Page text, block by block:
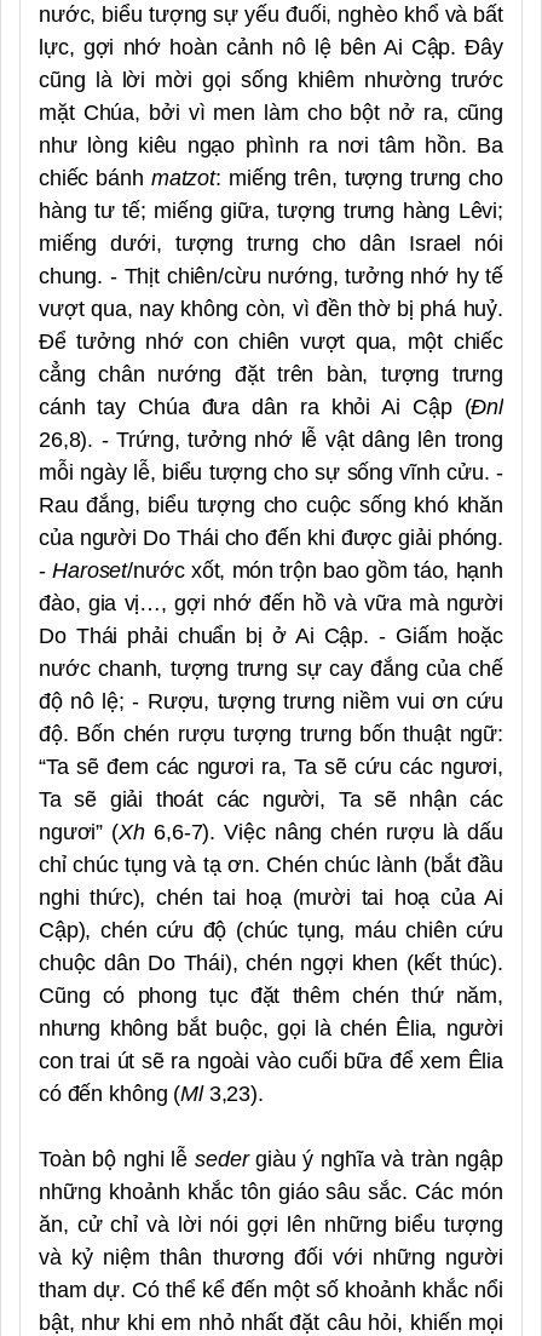
nước, biểu tượng sự yếu đuối, nghèo khổ và bất
lực, gợi nhớ hoàn cảnh nô lệ bên Ai Cập. Đây
cũng là lời mời gọi sống khiêm nhường trước
mặt Chúa, bởi vì men làm cho bột nở ra, cũng
như lòng kiêu ngạo phình ra nơi tâm hồn. Ba
chiếc bánh matzot: miếng trên, tượng trưng cho
hàng tư tế; miếng giữa, tượng trưng hàng Lêvi;
miếng dưới, tượng trưng cho dân Israel nói
chung. - Thịt chiên/cừu nướng, tưởng nhớ hy tế
vượt qua, nay không còn, vì đền thờ bị phá huỷ.
Để tưởng nhớ con chiên vượt qua, một chiếc
cẳng chân nướng đặt trên bàn, tượng trưng
cánh tay Chúa đưa dân ra khỏi Ai Cập (Đnl
26,8). - Trứng, tưởng nhớ lễ vật dâng lên trong
mỗi ngày lễ, biểu tượng cho sự sống vĩnh cửu. -
Rau đắng, biểu tượng cho cuộc sống khó khăn
của người Do Thái cho đến khi được giải phóng.
-Haroset/nước xốt, món trộn bao gồm táo, hạnh
đào, gia vị…, gợi nhớ đến hồ và vữa mà người
Do Thái phải chuẩn bị ở Ai Cập. - Giấm hoặc
nước chanh, tượng trưng sự cay đắng của chế
độ nô lệ; - Rượu, tượng trưng niềm vui ơn cứu
độ. Bốn chén rượu tượng trưng bốn thuật ngữ:
“Ta sẽ đem các ngươi ra, Ta sẽ cứu các ngươi,
Ta sẽ giải thoát các người, Ta sẽ nhận các
ngươi” (Xh6,6-7). Việc nâng chén rượu là dấu
chỉ chúc tụng và tạ ơn. Chén chúc lành (bắt đầu
nghi thức), chén tai hoạ (mười tai hoạ của Ai
Cập), chén cứu độ (chúc tụng, máu chiên cứu
chuộc dân Do Thái), chén ngợi khen (kết thúc).
Cũng có phong tục đặt thêm chén thứ năm,
nhưng không bắt buộc, gọi là chén Êlia, người
con trai út sẽ ra ngoài vào cuối bữa để xem Êlia
có đến không (Ml3,23).
Toàn bộ nghi lễ sedergiàu ý nghĩa và tràn ngập
những khoảnh khắc tôn giáo sâu sắc. Các món
ăn, cử chỉ và lời nói gợi lên những biểu tượng
và kỷ niệm thân thương đối với những người
tham dự. Có thể kể đến một số khoảnh khắc nổi
bật, như khi em nhỏ nhất đặt câu hỏi, khiến mọi